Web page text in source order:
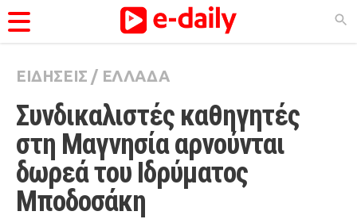
ΚΑΤΗΓΟΡΊΕΣ
Ειδήσεις
Θέματα
Videos
Podcasts
ΕΙΔΗΣΕΙΣ / ΕΛΛΑΔΑ
Συνδικαλιστές καθηγητές
στη Μαγνησία αρνούνται
δωρεά του Ιδρύματος
Μποδοσάκη